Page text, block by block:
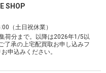
SHOP
（土日祝休業）
荷分まで。以降は2026年1/5以
了承の上宅配買取お申し込みフ
申込みください。